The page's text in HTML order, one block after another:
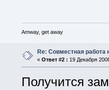
Amway, get away
Re: Совместная работа
« Ответ #2 : 19 Декабря
Получится